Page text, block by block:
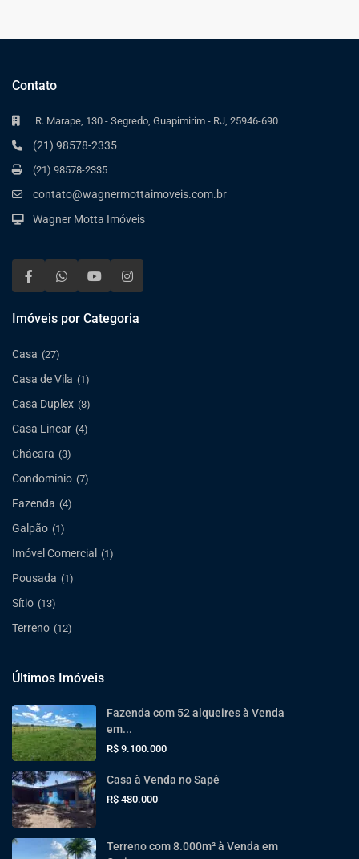
Contato
R. Marape, 130 - Segredo, Guapimirim - RJ, 25946-690
(21) 98578-2335
(21) 98578-2335
contato@wagnermottaimoveis.com.br
Wagner Motta Imóveis
Imóveis por Categoria
Casa (27)
Casa de Vila (1)
Casa Duplex (8)
Casa Linear (4)
Chácara (3)
Condomínio (7)
Fazenda (4)
Galpão (1)
Imóvel Comercial (1)
Pousada (1)
Sítio (13)
Terreno (12)
Últimos Imóveis
Fazenda com 52 alqueires à Venda
em...
R$ 9.100.000
Casa à Venda no Sapê
R$ 480.000
Terreno com 8.000m² à Venda em